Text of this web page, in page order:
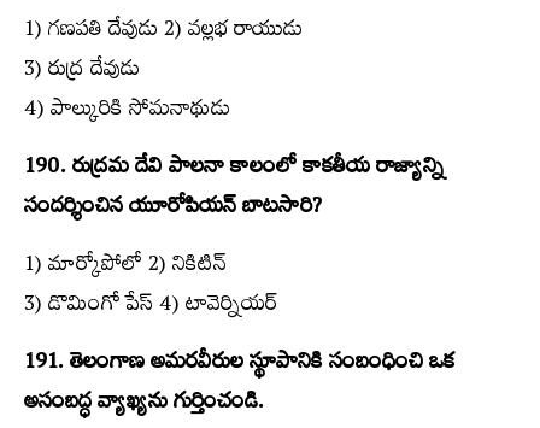
1) గణపతి దేవుడు 2) వల్లభ రాయుడు
3) రుద్ర దేవుడు
4) పాల్కురికి సోమనాథుడు
190. రుద్రమ దేవి పాలనా కాలంలో కాకతీయ రాజ్యాన్ని
సందర్శించిన యూరోపియన్‌ బాటసారి?
1) మార్కోపోలో 2) నికిటిన్‌
3) డొమింగో పేస్‌ 4) టావెర్నియర్‌
191. తెలంగాణ అమరవీరుల స్థూపానికి సంబంధించి ఒక
అసంబద్ధ వ్యాఖ్యను గుర్తించండి.